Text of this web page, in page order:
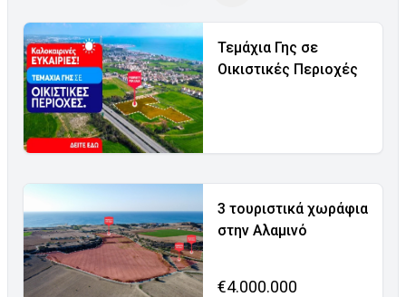
Τεμάχια Γης σε
Οικιστικές Περιοχές
3 τουριστικά χωράφια
στην Αλαμινό
€4.000.000